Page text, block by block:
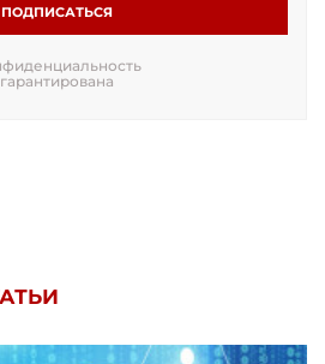
ПОДПИСАТЬСЯ
гарантирована